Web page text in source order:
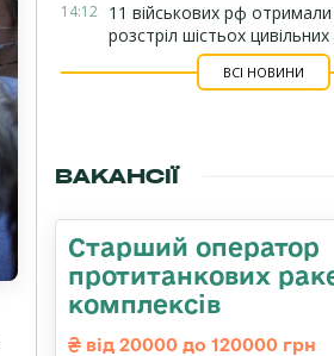
14:12 11 військових рф отримали
розстріл шістьох
ВСІ НОВИНИ
ВАКАНСІЇ
Старший оператор
протитанкових
комплексів
від 20000 до 120000 грн